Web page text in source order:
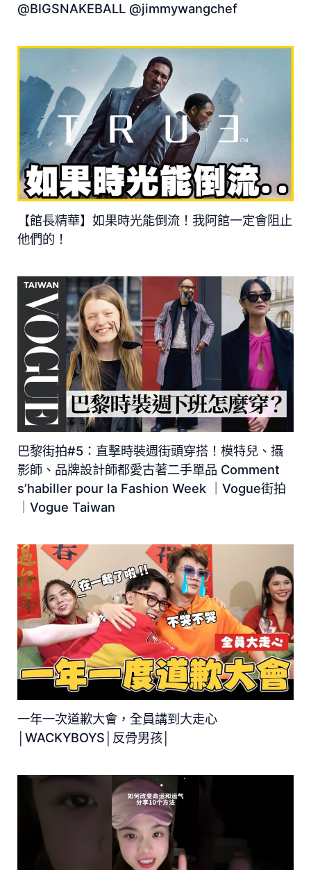
@BIGSNAKEBALL @jimmywangchef
【館長精華】如果時光能倒流！我阿館一定會阻止
他們的！
巴黎街拍#5：直擊時裝週街頭穿搭！模特兒、攝
影師、品牌設計師都愛古著二手單品 Comment
s’habiller pour la Fashion Week ｜Vogue街拍
｜Vogue Taiwan
一年一次道歉大會，全員講到大走心
│WACKYBOYS│反骨男孩│